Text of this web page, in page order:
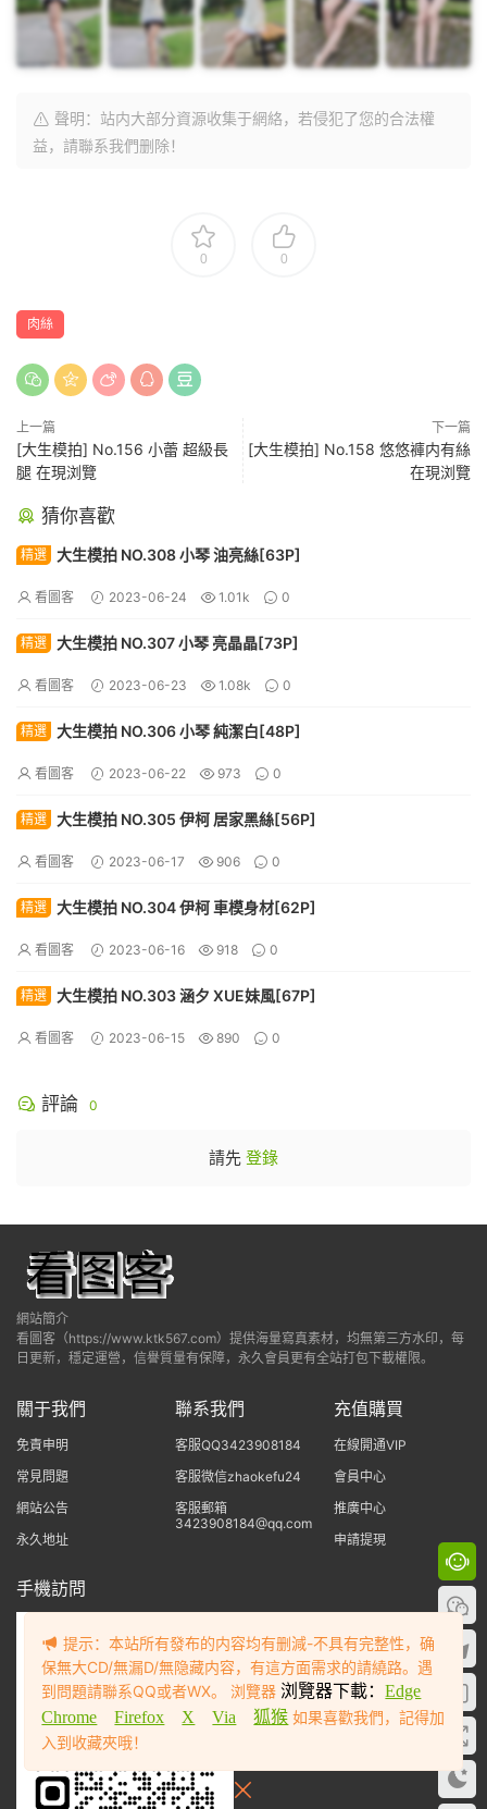
聲明：站内大部分資源收集于網絡，若侵犯了您的合法權
益，請聯系我們删除！
0 0
肉絲
上一篇
[大生模拍] No.156 小蕾 超級長
腿 在現浏覽
下一篇
[大生模拍] No.158 悠悠褲内有絲
在現浏覽
猜你喜歡
精選 大生模拍 NO.308 小琴 油亮絲[63P]
看圖客 2023-06-24 1.01k 0
精選 大生模拍 NO.307 小琴 亮晶晶[73P]
看圖客 2023-06-23 1.08k 0
精選 大生模拍 NO.306 小琴 純潔白[48P]
看圖客 2023-06-22 973 0
精選 大生模拍 NO.305 伊柯 居家黑絲[56P]
看圖客 2023-06-17 906 0
精選 大生模拍 NO.304 伊柯 車模身材[62P]
看圖客 2023-06-16 918 0
精選 大生模拍 NO.303 涵夕 XUE妹風[67P]
看圖客 2023-06-15 890 0
評論 0
請先 登錄
網站簡介
看圖客（https://www.ktk567.com）提供海量寫真素材，均無第三方水印，每
日更新，穩定運營，信譽質量有保障，永久會員更有全站打包下載權限。
關于我們
免責申明
常見問題
網站公告
永久地址
聯系我們
客服QQ3423908184
客服微信zhaokefu24
客服郵箱
3423908184@qq.com
充值購買
在線開通VIP
會員中心
推廣中心
申請提現
手機訪問
提示：本站所有發布的内容均有删減-不具有完整性，确
保無大CD/無漏D/無隐藏内容，有這方面需求的請繞路。遇
到問題請聯系QQ或者WX。 浏覽器 浏覽器下載：Edge
Chrome
Firefox X Via 狐猴 如果喜歡我們，記得加
入到收藏夾哦！